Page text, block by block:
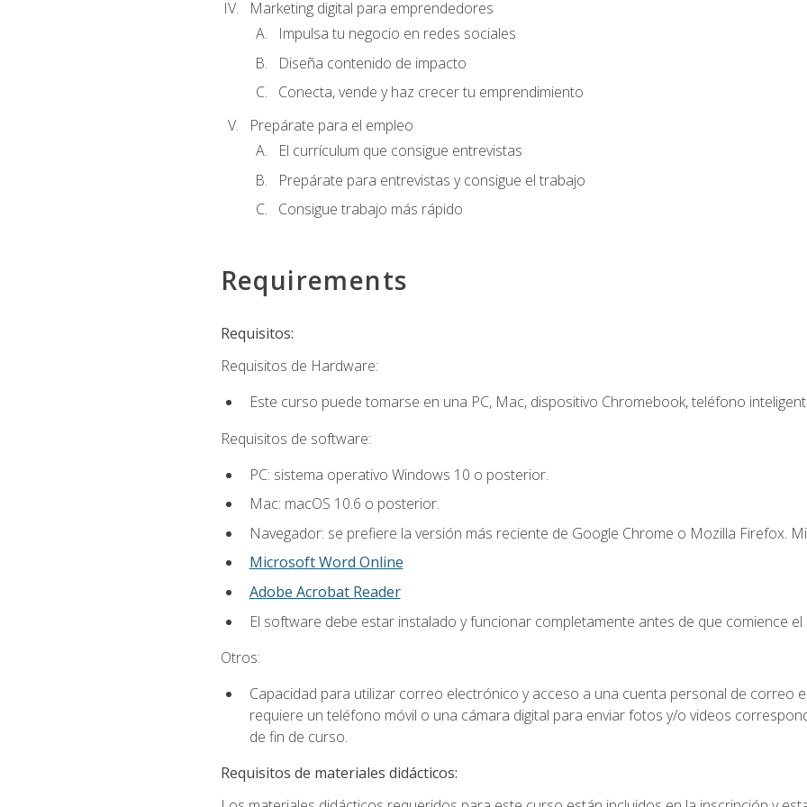
Marketing digital para emprendedores
Impulsa tu negocio en redes sociales
Diseña contenido de impacto
Conecta, vende y haz crecer tu emprendimiento
Prepárate para el empleo
El currículum que consigue entrevistas
Prepárate para entrevistas y consigue el trabajo
Consigue trabajo más rápido
Requirements
Requisitos:
Requisitos de Hardware:
Este curso puede tomarse en una PC, Mac, dispositivo Chromebook, teléfono
Requisitos de software:
PC: sistema operativo Windows 10 o posterior.
Mac: macOS 10.6 o posterior.
Navegador: se prefiere la versión más reciente de Google Chrome o Mozilla Firefox.
Microsoft Word Online
Adobe Acrobat Reader
El software debe estar instalado y funcionar completamente antes de que comience el
Otros:
Capacidad para utilizar correo electrónico y acceso a una cuenta personal de correo
requiere un teléfono móvil o una cámara digital para enviar fotos y/o videos
de fin de curso.
Requisitos de materiales didácticos: